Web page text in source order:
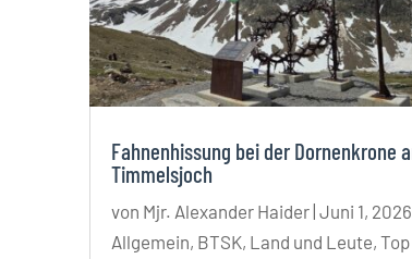
Fahnenhissung bei der Dornenkrone
Timmelsjoch
von Mjr. Alexander Haider| Juni 1, 2026
Allgemein, BTSK, Land und Leute, Top